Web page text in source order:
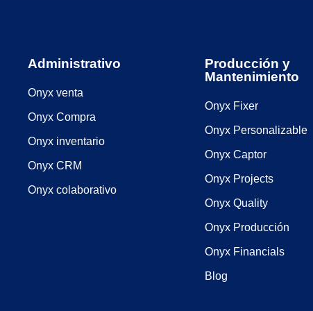
Administrativo
Onyx venta
Onyx Compra
Onyx inventario
Onyx CRM
Onyx colaborativo
Producción y
Mantenimiento
Onyx Fixer
Onyx Personalizable
Onyx Captor
Onyx Projects
Onyx Quality
Onyx Producción
Onyx Financials
Blog